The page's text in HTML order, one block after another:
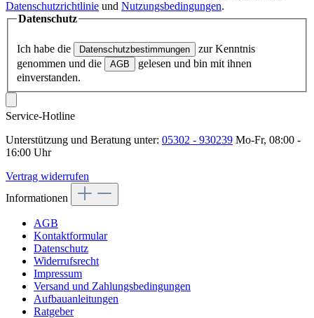
Datenschutzrichtlinie und Nutzungsbedingungen.
Datenschutz
Ich habe die Datenschutzbestimmungen
zur Kenntnis
genommen und die
AGB
gelesen und bin mit ihnen
einverstanden.
Service-Hotline
Unterstützung und Beratung unter: 05302 - 930239 Mo-Fr, 08:00 -
16:00 Uhr
Vertrag widerrufen
Informationen
AGB
Kontaktformular
Datenschutz
Widerrufsrecht
Impressum
Versand und Zahlungsbedingungen
Aufbauanleitungen
Ratgeber